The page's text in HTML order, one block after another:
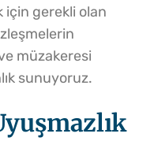
için gerekli olan
müzakeresi
sunuyoruz.